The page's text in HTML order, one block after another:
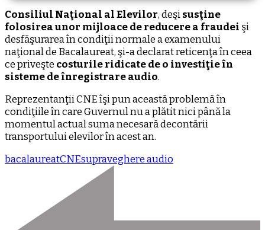
Consiliul Naţional al Elevilor, deşisusţine
folosirea unor mijloace de reducere a fraudei şi
desfăşurarea în condiţii normale a examenului
naţional de Bacalaureat, şi-a declarat reticenţa în ceea
ce priveşte costurile ridicate de o investiţie în
sisteme de înregistrare audio.
Reprezentanţii CNE îşi pun această problemă în
condiţiile în care Guvernul nu a plătit nici până la
momentul actual suma necesară decontării
transportului elevilor în acest an.
bacalaureatCNEsupraveghere audio